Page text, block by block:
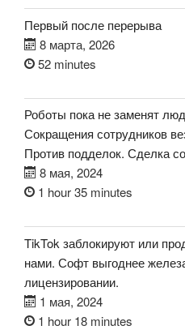
Первый после перерыва
8 марта, 2026
52 minutes
Роботы пока не заменят
Сокращения сотрудников
Против подделок. Сделка
8 мая, 2024
1 hour 35 minutes
TikTok заблокируют или
нами. Софт выгоднее
лицензировании.
1 мая, 2024
1 hour 18 minutes